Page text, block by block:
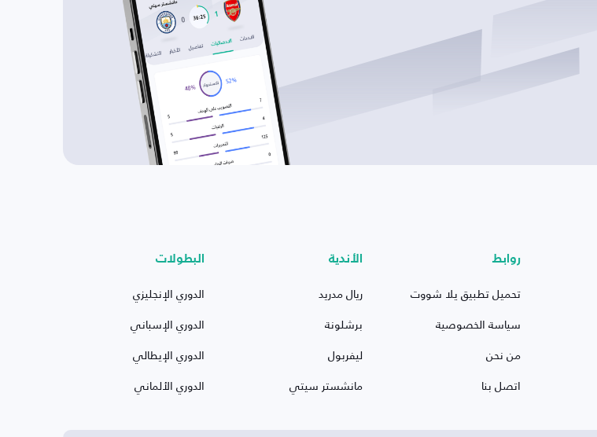
روابط
تحميل تطبيق يلا شووت
سياسة الخصوصية
من نحن
اتصل بنا
الأندية
ريال مدريد
برشلونة
ليفربول
مانشستر سيتي
البطولات
الدوري الإنجليزي
الدوري الإسباني
الدوري الإيطالي
الدوري الألماني